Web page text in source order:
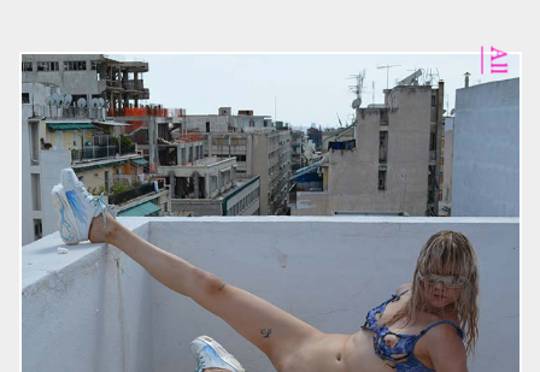
All